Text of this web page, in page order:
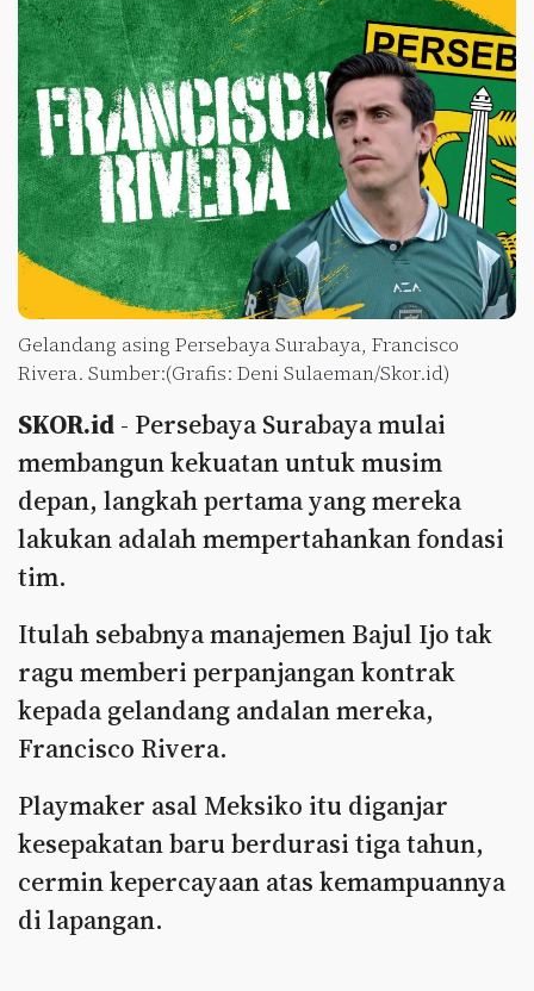
Gelandang asing Persebaya Surabaya, Francisco
Rivera. Sumber:(Grafis: Deni Sulaeman/Skor.id)
SKOR.id - Persebaya Surabaya mulai
membangun kekuatan untuk musim
depan, langkah pertama yang mereka
lakukan adalah mempertahankan fondasi
tim.
Itulah sebabnya manajemen Bajul Ijo tak
ragu memberi perpanjangan kontrak
kepada gelandang andalan mereka,
Francisco Rivera.
Playmaker asal Meksiko itu diganjar
kesepakatan baru berdurasi tiga tahun,
cermin kepercayaan atas kemampuannya
di lapangan.